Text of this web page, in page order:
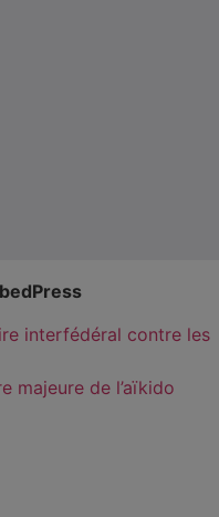
interfédéral contre les
majeure de l’aïkido